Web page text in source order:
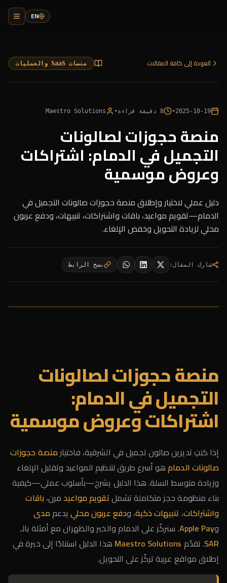
EN
العودة إلى كافة المقالات منصات SaaS والعمليات
2025-10-19
•
8 دقيقة قراءة•
Maestro Solutions
منصة حجوزات لصالونات
التجميل في الدمام: اشتراكات
وعروض موسمية
دليل عملي لاختيار وإطلاق منصة حجوزات صالونات التجميل في
الدمام—تقويم مواعيد، باقات واشتراكات، تنبيهات، ودفع عربون
محلي لزيادة التحويل وخفض الإلغاء.
شارك المقال: نسخ الرابط
منصة حجوزات لصالونات
التجميل في الدمام:
اشتراكات وعروض موسمية
إذا كنتِ تديرين صالون تجميل في الشرقية، فاختيارمنصة حجوزات
صالونات الدمامهو أسرع طريق لتنظيم المواعيد وتقليل الإلغاء
وزيادة متوسط السلة. هذا الدليل يشرح—بأسلوب عملي—كيفية
بناء منظومة حجز متكاملة تشملتقويم مواعيد مرن،باقات
واشتراكات، تنبيهات ذكية، ودفع عربون محلييدعممدى
وApple Pay. سنركّز على الدمام والخبر والظهران مع أمثلة بالـ
SAR. تقدّم Maestro Solutions هذا الدليل استنادًا إلى خبرة في
إطلاق مواقع عربية تركّز على التحويل.